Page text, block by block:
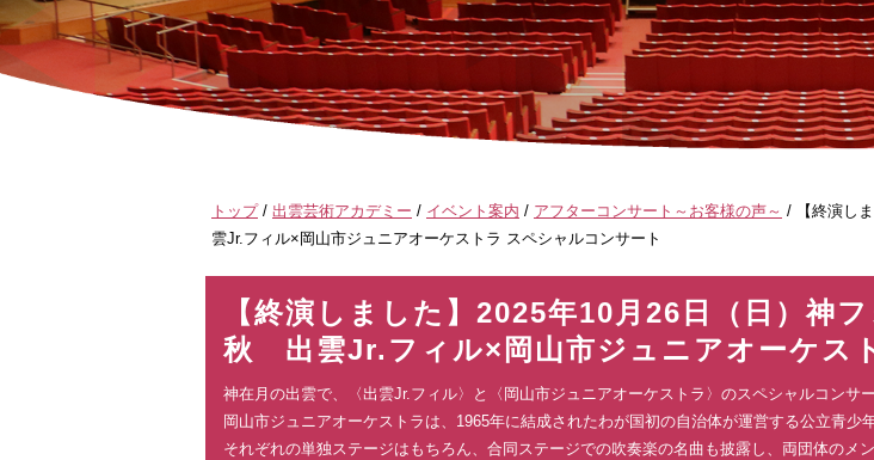
現
在
置：
トップ/ 出雲芸術アカデミー / イベント案内 / アフターコンサート～お客様の声～ /
【終演し
雲Jr.フィル×岡山市ジュニアオーケストラ スペシャルコンサート
【終演しました】2025年10月26日（日）神
秋 出雲Jr.フィル×岡山市ジュニアオーケス
神在月の出雲で、〈出雲Jr.フィル〉と〈岡山市ジュニアオーケストラ〉のスペシャルコンサ
岡山市ジュニアオーケストラは、1965年に結成されたわが国初の自治体が運営する公立青少
それぞれの単独ステージはもちろん、合同ステージでの吹奏楽の名曲も披露し、両団体のメ